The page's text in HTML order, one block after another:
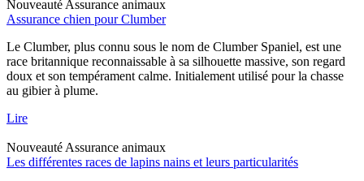
Nouveauté Assurance animaux
Assurance chien pour Clumber
Le Clumber, plus connu sous le nom de Clumber Spaniel, est une
race britannique reconnaissable à sa silhouette massive, son regard
doux et son tempérament calme. Initialement utilisé pour la chasse
au gibier à plume.
Lire
Nouveauté Assurance animaux
Les différentes races de lapins nains et leurs particularités